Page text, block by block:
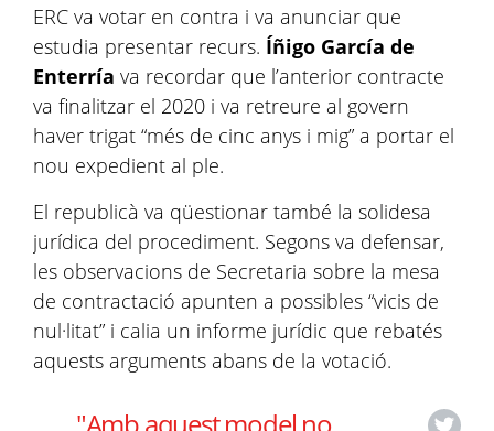
ERC va votar en contra i va anunciar que
estudia presentar recurs. Íñigo García de
Enterría va recordar que l’anterior contracte
va finalitzar el 2020 i va retreure al govern
haver trigat “més de cinc anys i mig” a portar el
nou expedient al ple.
El republicà va qüestionar també la solidesa
jurídica del procediment. Segons va defensar,
les observacions de Secretaria sobre la mesa
de contractació apunten a possibles “vicis de
nul·litat” i calia un informe jurídic que rebatés
aquests arguments abans de la votació.